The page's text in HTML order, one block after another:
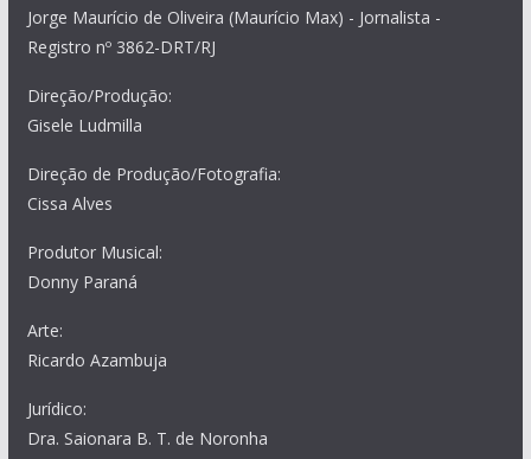
Jorge Maurício de Oliveira (Maurício Max) - Jornalista -
Registro nº 3862-DRT/RJ
Direção/Produção:
Gisele Ludmilla
Direção de Produção/Fotografia:
Cissa Alves
Produtor Musical:
Donny Paraná
Arte:
Ricardo Azambuja
Jurídico:
Dra. Saionara B. T. de Noronha